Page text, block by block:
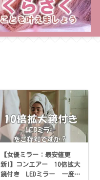
【女優ミラー：最安値更
新!】コンエアー 10倍拡大
鏡付き LEDミラー 一度使